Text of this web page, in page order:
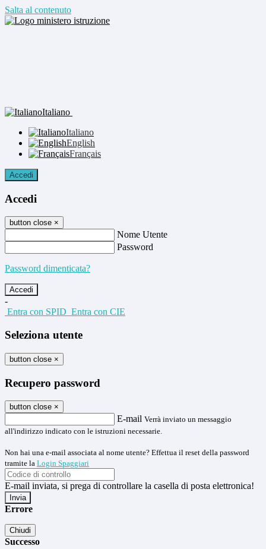
Salta al contenuto
Italiano
Italiano
English
Français
Accedi
Accedi
button close ×
Nome Utente
Password
Password dimenticata?
-
Entra con SPID Entra con CIE
Seleziona utente
button close ×
Recupero password
button close ×
E-mail Verrà inviato un messaggio
all'indirizzo indicato con le istruzioni necessarie.
Non hai una e-mail associata al nome utente? Effettua il reset della password
tramite la Login Spaggiari
E-mail inviata, si prega di controllare la casella di posta elettronica!
Errore
Chiudi
Successo